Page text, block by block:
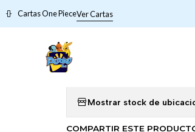
Cartas One PieceVer Cartas
001010 OP01-010 Komachiyo
|
001010
Mostrar stock de
COMPARTIR ESTE